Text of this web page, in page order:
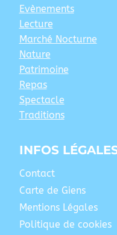
Evènements
Lecture
Marché Nocturne
Nature
Patrimoine
Repas
Spectacle
Traditions
INFOS
Contact
Carte de Giens
Mentions Légales
Politique de cookies